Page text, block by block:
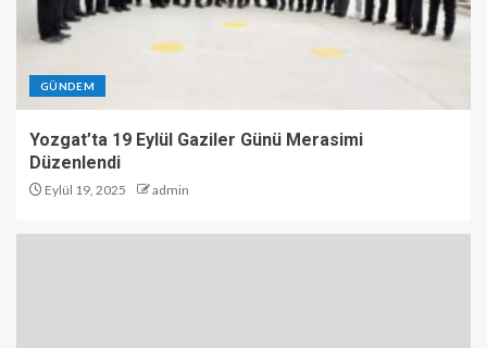
GÜNDEM
Yozgat’ta 19 Eylül Gaziler Günü Merasimi
Düzenlendi
Eylül 19, 2025 admin